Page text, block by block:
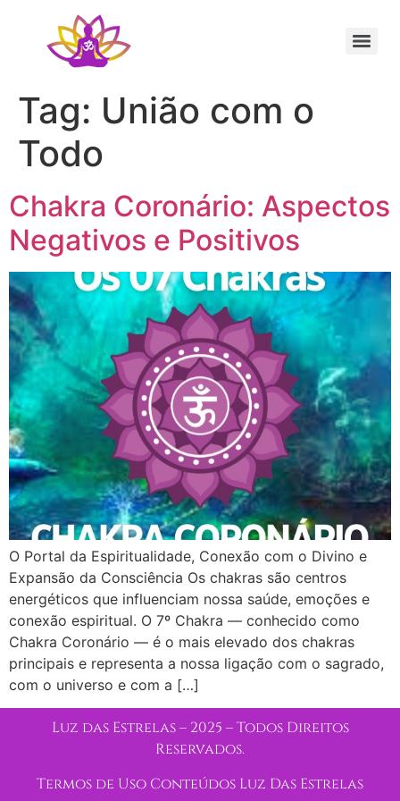
Tag: União com o
Todo
Chakra Coronário: Aspectos
Negativos e Positivos
O Portal da Espiritualidade, Conexão com o Divino e
Expansão da Consciência Os chakras são centros
energéticos que influenciam nossa saúde, emoções e
conexão espiritual. O 7º Chakra — conhecido como
Chakra Coronário — é o mais elevado dos chakras
principais e representa a nossa ligação com o sagrado,
com o universo e com a […]
Luz das Estrelas – 2025 – Todos Direitos
Reservados.
Termos de Uso Conteúdos Luz Das Estrelas